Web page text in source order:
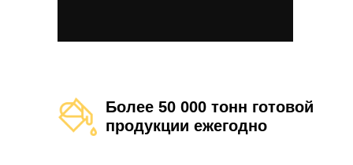
Более 50 000 тонн готовой
продукции ежегодно